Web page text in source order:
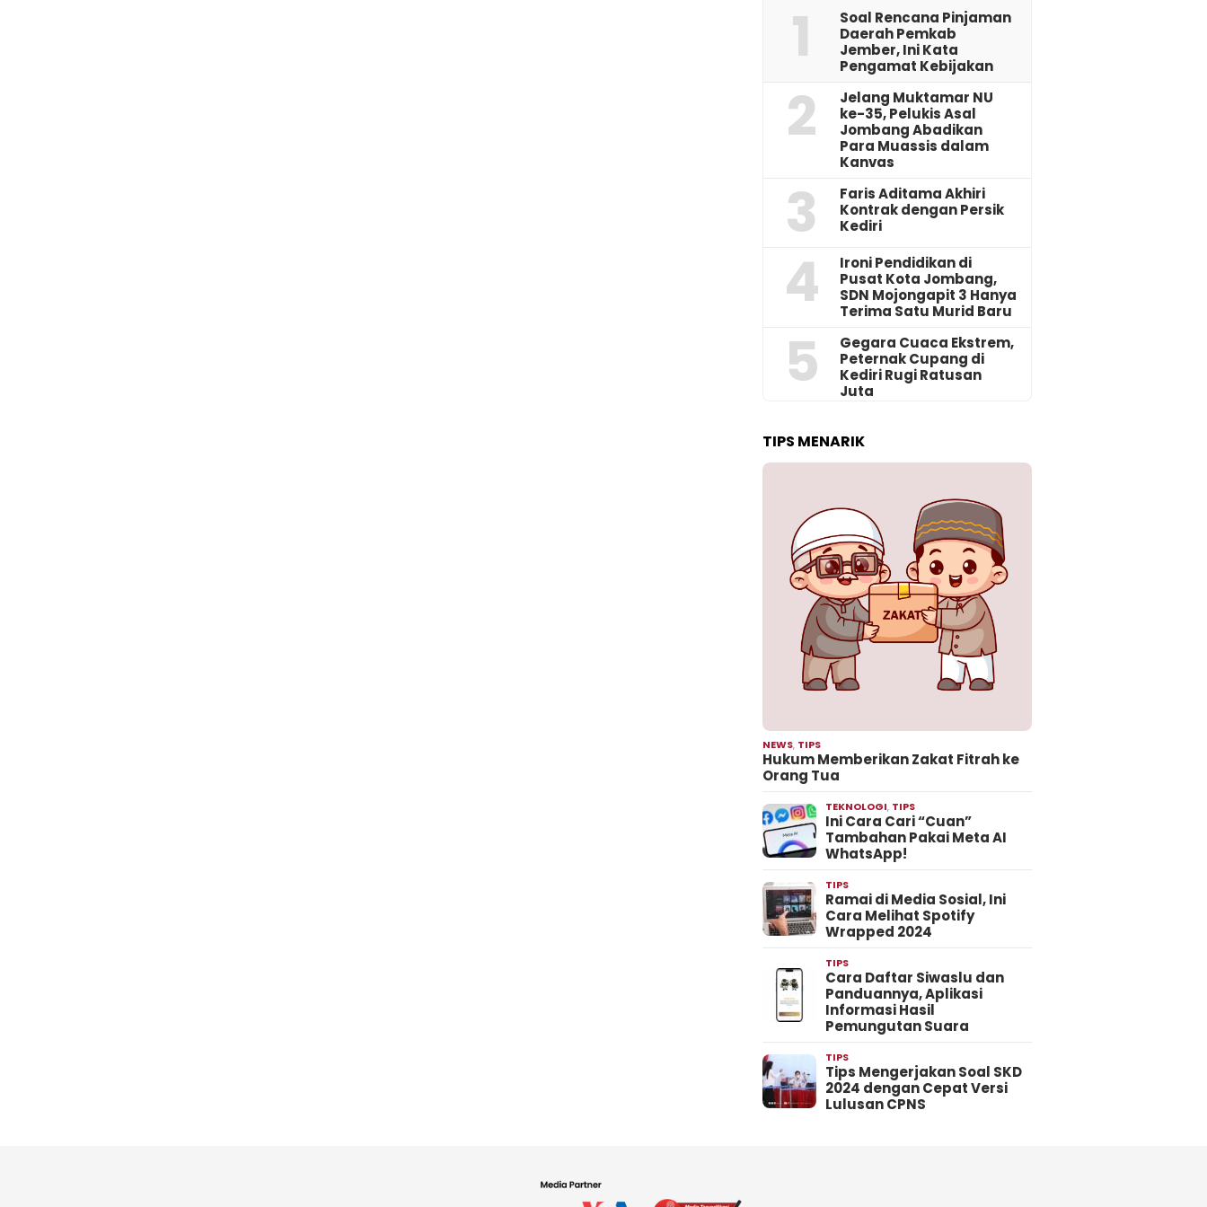
1
‎Soal Rencana Pinjaman
Daerah Pemkab
Jember, Ini Kata
Pengamat Kebijakan ‎
2
Jelang Muktamar NU
ke-35, Pelukis Asal
Jombang Abadikan
Para Muassis dalam
Kanvas
3
Faris Aditama Akhiri
Kontrak dengan Persik
Kediri
4
Ironi Pendidikan di
Pusat Kota Jombang,
SDN Mojongapit 3 Hanya
Terima Satu Murid Baru
5
‎Gegara Cuaca Ekstrem,
Peternak Cupang di
Kediri Rugi Ratusan
Juta
TIPS MENARIK
NEWS, TIPS
Hukum Memberikan Zakat Fitrah ke
Orang Tua
TEKNOLOGI, TIPS
Ini Cara Cari “Cuan”
Tambahan Pakai Meta AI
WhatsApp!
TIPS
Ramai di Media Sosial, Ini
Cara Melihat Spotify
Wrapped 2024
TIPS
Cara Daftar Siwaslu dan
Panduannya, Aplikasi
Informasi Hasil
Pemungutan Suara
TIPS
Tips Mengerjakan Soal SKD
2024 dengan Cepat Versi
Lulusan CPNS